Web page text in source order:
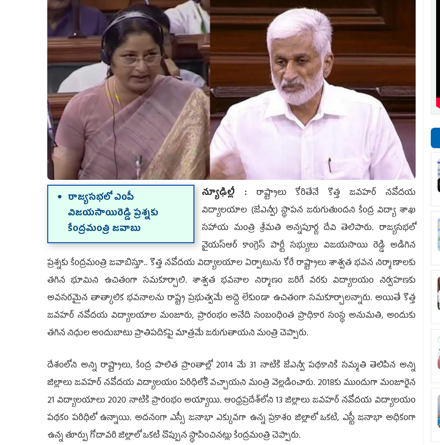
రాజ్యసభలో ఎంపీ
విజయసాయిరెడ్డి ప్రశ్నకు
కేంద్రమంత్రి జవాబు
న్యూఢిల్లీ : రాష్ట్రాలు కోరితేనే కొత్త జవహర్ నవోదయ
విద్యాలయాల (జేఎన్వీ) స్థాపన జరుగుతుందని కేంద్ర విద్యా శాఖ
సహాయ మంత్రి శ్రీమతి అన్నపూర్ణ దేవి తెలిపారు. రాజ్యసభలో
వైయ‌స్ఆర్ కాంగ్రెస్ పార్టీ సభ్యులు విజయసాయి రెడ్డి అడిగిన
ప్రశ్నకు కేంద్ర‌మంత్రి జవాబిస్తూ.. కొత్త నవోదయ విద్యాలయాల ఏర్పాటును కోరే రాష్ట్రాలు శాశ్వత భవన నిర్మాణాలకు
తగిన భూమిని ఉచితంగా సమకూర్చాలి. శాశ్వత భవనాల నిర్మాణం జరిగే వరకు విద్యాలయం నిర్వహణకు
అవసరమైన తాత్కాలిక భవనాలను రాష్ట్ర ప్రభుత్వమే అద్దె లేకుండా ఉచితంగా సమకూర్చాలన్నారు. అయితే కొత్త
జవహర్ నవోదయ విద్యాలయాల మంజూరు, ప్రారంభం అనేది సంబంధింత ప్రాధికార సంస్థ అనుమతి, అందుకు
తగిన నిధుల అందుబాటు ప్రాతిపదికపై మాత్రమే జరుగుతాయని మంత్రి చెప్పారు.
దేశంలోని అన్ని రాష్ట్రాలు, కేంద్ర పాలిత ప్రాంతాల్లో 2014 మే 31 నాటికి జేఎన్వీ పథకానికి సమ్మతి తెలిపిన అన్ని
జిల్లాలు జవహర్ నవోదయ విద్యాలయం పరిధిలోకి వచ్చాయని మంత్రి వెల్లడించారు. 2018కు ముందుగా మంజూరైన
21 విద్యాలయాలు 2020 నాటికి ప్రారంభం అయ్యాయి. ఆంధ్రప్రదేశ్‌లోని 13 జిల్లాలు జవహర్‌ నవోదయ విద్యాలయం
పథకం పరిధిలో ఉన్నాయి. అదనంగా ఎస్సీ జనాభా ఎక్కువగా ఉన్న ప్రకాశం జిల్లాలో ఒకటి, ఎస్టీ జనాభా అధికంగా
ఉన్న తూర్పు గోదావరి జిల్లాలో ఒకటి చొప్పున స్థాపించినట్లు కేంద్ర‌మంత్రి చెప్పారు.